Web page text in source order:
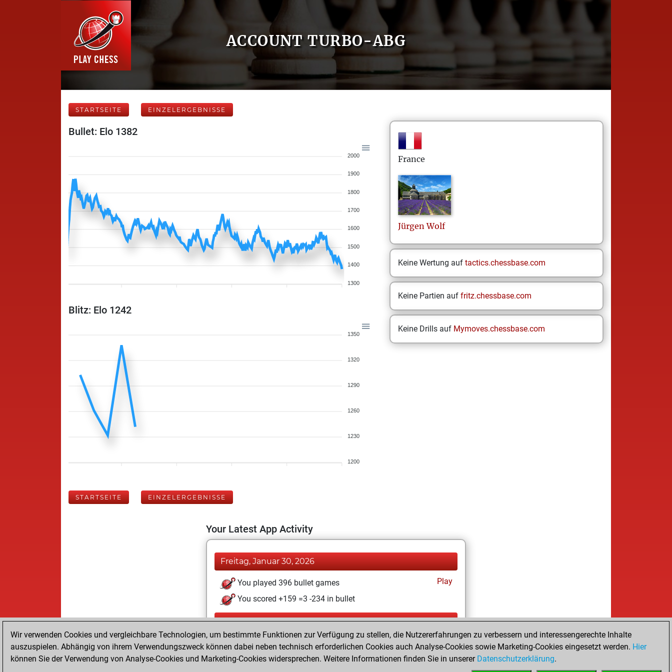
ACCOUNT TURBO-ABG
STARTSEITE EINZELERGEBNISSE
Bullet: Elo 1382
2000
1900
1800
1700
1600
1500
1400
1300
Blitz: Elo 1242
1350
1320
1290
1260
1230
1200
France
Jürgen Wolf
Keine Wertung auf tactics.chessbase.com
Keine Partien auf fritz.chessbase.com
Keine Drills auf Mymoves.chessbase.com
STARTSEITE EINZELERGEBNISSE
Your Latest App Activity
Freitag, Januar 30, 2026
You played 396 bullet games
Play
You scored +159 =3 -234 in bullet
Dienstag, Januar 27, 2026
You played 4 blitz games
Play
You scored +1 =0 -3 in blitz
Wir verwenden Cookies und vergleichbare Technologien, um bestimmte Funktionen zur Verfügung zu stellen, die Nutzererfahrungen zu verbessern und interessengerechte Inhalte
auszuspielen. Abhängig von ihrem Verwendungszweck können dabei neben technisch erforderlichen Cookies auch Analyse-Cookies sowie Marketing-Cookies eingesetzt werden. Hier
können Sie der Verwendung von Analyse-Cookies und Marketing-Cookies widersprechen. Weitere Informationen finden Sie in unserer Datenschutzerklärung.